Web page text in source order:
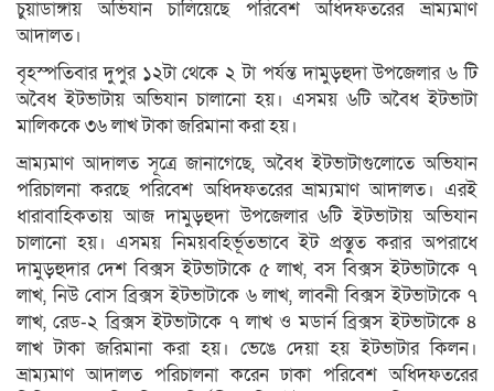
চুয়াডাঙ্গায় অভিযান চালিয়েছে পরিবেশ অধিদফতরের ভ্রাম্যমাণ
আদালত।
বৃহস্পতিবার দুপুর ১২টা থেকে ২ টা পর্যন্ত দামুড়হুদা উপজেলার ৬ টি
অবৈধ ইটভাটায় অভিযান চালানো হয়। এসময় ৬টি অবৈধ ইটভাটা
মালিককে ৩৬ লাখ টাকা জরিমানা করা হয়।
ভ্রাম্যমাণ আদালত সূত্রে জানাগেছে, অবৈধ ইটভাটাগুলোতে অভিযান
পরিচালনা করছে পরিবেশ অধিদফতরের ভ্রাম্যমাণ আদালত। এরই
ধারাবাহিকতায় আজ দামুড়হুদা উপজেলার ৬টি ইটভাটায় অভিযান
চালানো হয়। এসময় নিময়বহির্ভূতভাবে ইট প্রস্তুত করার অপরাধে
দামুড়হুদার দেশ বিক্সস ইটভাটাকে ৫ লাখ, বস বিক্সস ইটভাটাকে ৭
লাখ, নিউ বোস ব্রিক্সস ইটভাটাকে ৬ লাখ, লাবনী বিক্সস ইটভাটাকে ৭
লাখ, রেড-২ ব্রিক্সস ইটভাটাকে ৭ লাখ ও মডার্ন ব্রিক্সস ইটভাটাকে ৪
লাখ টাকা জরিমানা করা হয়। ভেঙে দেয়া হয় ইটভাটার কিলন।
ভ্রাম্যমাণ আদালত পরিচালনা করেন ঢাকা পরিবেশ অধিদফতরের